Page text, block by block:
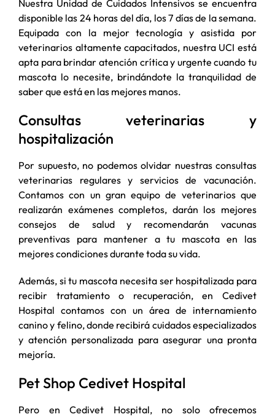
Nuestra Unidad de Cuidados Intensivos se encuentra
disponible las 24 horas del día, los 7 días de la semana.
Equipada con la mejor tecnología y asistida por
veterinarios altamente capacitados, nuestra UCI está
apta para brindar atención crítica y urgente cuando tu
mascota lo necesite, brindándote la tranquilidad de
saber que está en las mejores manos.
Consultas veterinarias y
hospitalización
Por supuesto, no podemos olvidar nuestras consultas
veterinarias regulares y servicios de vacunación.
Contamos con un gran equipo de veterinarios que
realizarán exámenes completos, darán los mejores
consejos de salud y recomendarán vacunas
preventivas para mantener a tu mascota en las
mejores condiciones durante toda su vida.
Además, si tu mascota necesita ser hospitalizada para
recibir tratamiento o recuperación, en Cedivet
Hospital contamos con un área de internamiento
canino y felino, donde recibirá cuidados especializados
y atención personalizada para asegurar una pronta
mejoría.
Pet Shop Cedivet Hospital
Pero en Cedivet Hospital, no solo ofrecemos